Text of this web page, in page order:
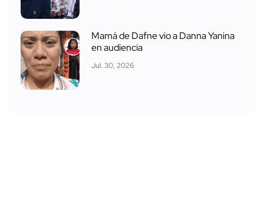
Mamá de Dafne vio a Danna Yanina
en audiencia
Jul. 30, 2026